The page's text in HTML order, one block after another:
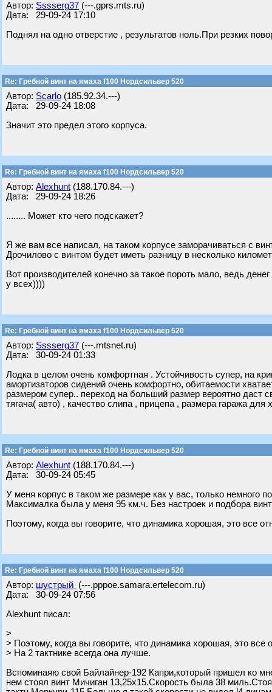
Автор: Sssserg37 (---.gprs.mts.ru)
Дата: 29-09-24 17:10
Поднял на одно отверстие , результатов ноль.При резких
Re: Гребной винт на ямаха f100 Нордсильвер 520
Автор: Scarlo (185.92.34.---)
Дата: 29-09-24 18:08
Значит это предел этого корпуса.
Re: Гребной винт на ямаха f100 Нордсильвер 520
Автор: Alexhunt (188.170.84.---)
Дата: 29-09-24 18:26
........ Может кто чего подскажет?
Я же вам все написал, на таком корпусе заморачиваться с
Дрочилово с винтом будет иметь разницу в несколько
Вот производителей конечно за такое пороть мало, ведь
у всех))))
Re: Гребной винт на ямаха f100 Нордсильвер 520
Автор: Sssserg37 (---.mtsnet.ru)
Дата: 30-09-24 01:33
Лодка в целом очень комфортная . Устойчивость супер, на
амортизаторов сидений очень комфортно, обитаемости
размером супер.. переход на больший размер вероятно даст
тягача( авто) , качество слипа , прицепа , размера гаража для
Re: Гребной винт на ямаха f100 Нордсильвер 520
Автор: Alexhunt (188.170.84.---)
Дата: 30-09-24 05:45
У меня корпус в таком же размере как у вас, только немного
Максималка была у меня 95 км.ч. Без настроек и подбора
Поэтому, когда вы говорите, что динамика хорошая, это все
Re: Гребной винт на ямаха f100 Нордсильвер 520
Автор: шустрый (---.pppoe.samara.ertelecom.ru)
Дата: 30-09-24 07:56
Alexhunt писал:
>
> Поэтому, когда вы говорите, что динамика хорошая, это все
> На 2 тактнике всегда она лучше.
Вспоминаяю свой Байлайнер-192 Капри,который пришел ко
нем стоял винт Мичиган 13,25х15.Скорость была 38